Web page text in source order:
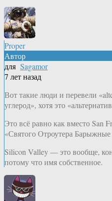
Proper
Автор
для Sagamor
7 лет назад
Вот такие люди и перевели
углерод», хотя это
Это всё равно как вместо San
«Святого Отроутера
Silicon Valley — это вообще,
потому что имя собственное.